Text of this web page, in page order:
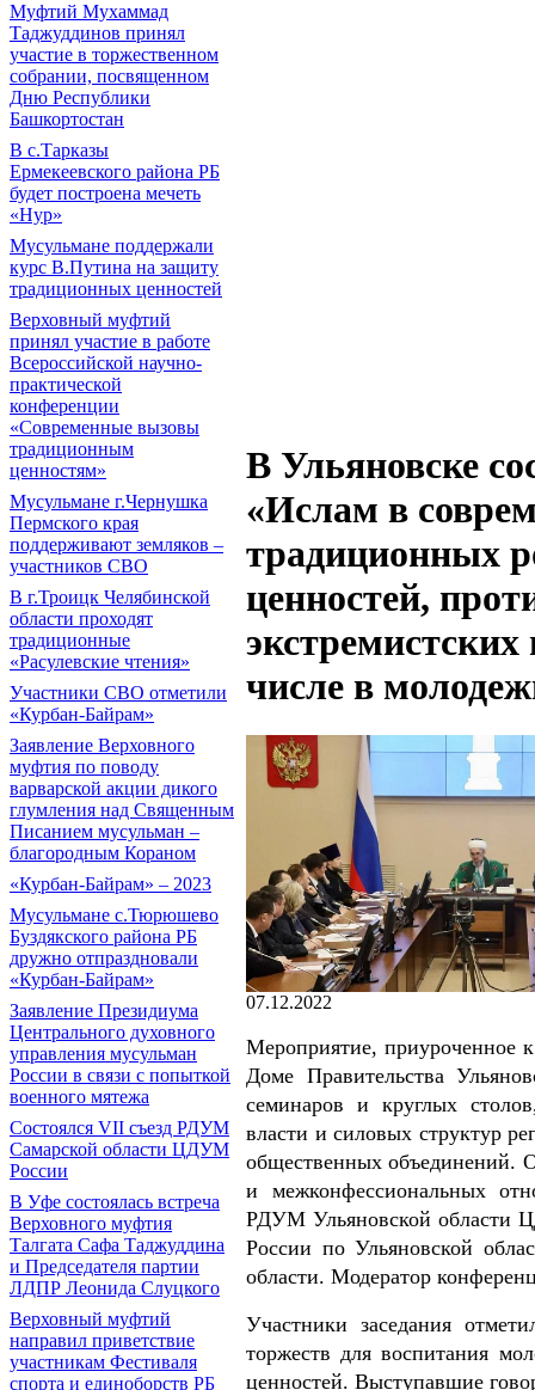
Муфтий Мухаммад
Таджуддинов принял
участие в торжественном
собрании, посвященном
Дню Республики
Башкортостан
В с.Тарказы
Ермекеевского района РБ
будет построена мечеть
«Нур»
Мусульмане поддержали
курс В.Путина на защиту
традиционных ценностей
Верховный муфтий
принял участие в работе
Всероссийской научно-
практической
конференции
«Современные вызовы
традиционным
ценностям»
Мусульмане г.Чернушка
Пермского края
поддерживают земляков –
участников СВО
В г.Троицк Челябинской
области проходят
традиционные
«Расулевские чтения»
Участники СВО отметили
«Курбан-Байрам»
Заявление Верховного
муфтия по поводу
варварской акции дикого
глумления над Священным
Писанием мусульман –
благородным Кораном
«Курбан-Байрам» – 2023
Мусульмане с.Тюрюшево
Буздякского района РБ
дружно отпраздновали
«Курбан-Байрам»
Заявление Президиума
Центрального духовного
управления мусульман
России в связи с попыткой
военного мятежа
Состоялся VII съезд РДУМ
Самарской области ЦДУМ
России
В Уфе состоялась встреча
Верховного муфтия
Талгата Сафа Таджуддина
и Председателя партии
ЛДПР Леонида Слуцкого
Верховный муфтий
направил приветствие
участникам Фестиваля
спорта и единоборств РБ
В Ульяновске
«Ислам в
традиционных
ценностей,
числе в
07.12.2022
Мероприятие, приуроченное
Доме Правительства
семинаров и круглых
власти и силовых структур
общественных объединений.
и межконфессиональных
РДУМ Ульяновской области
России по Ульяновской
области. Модератор
Участники заседания
торжеств для воспитания
ценностей. Выступавшие